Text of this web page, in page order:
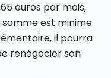
euros par mois,
est minime
il pourra
renégocier son